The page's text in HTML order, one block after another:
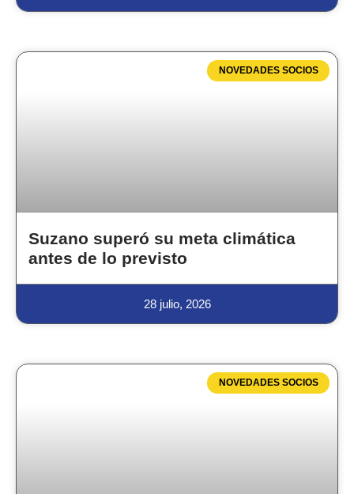
NOVEDADES SOCIOS
Suzano superó su meta climática
antes de lo previsto
28 julio, 2026
NOVEDADES SOCIOS